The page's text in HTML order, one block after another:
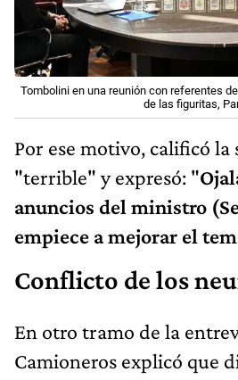
Tombolini en una reunión con referentes
de las figuritas,
Por ese motivo, calificó
"terrible" y expresó: "
anuncios del ministro
empiece a mejorar el
Conflicto de los
En otro tramo de la
Camioneros explicó que